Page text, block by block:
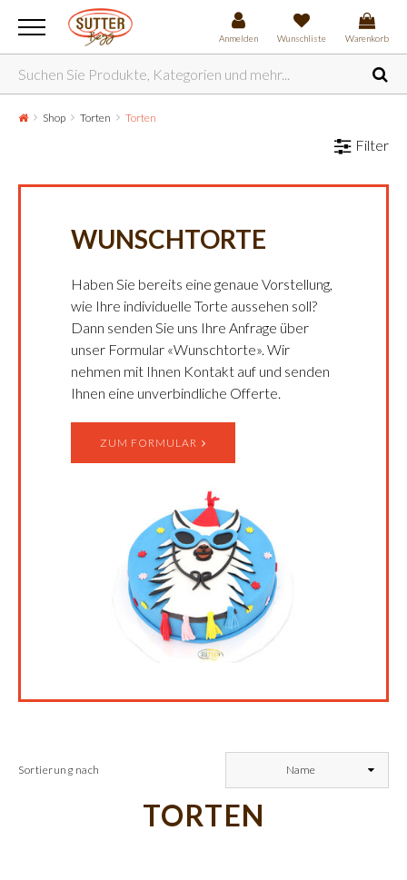
Anmelden Wunschliste Warenkorb
Shop Torten Torten
Filter
WUNSCHTORTE
Haben Sie bereits eine genaue Vorstellung,
wie Ihre individuelle Torte aussehen soll?
Dann senden Sie uns Ihre Anfrage über
unser Formular «Wunschtorte». Wir
nehmen mit Ihnen Kontakt auf und senden
Ihnen eine unverbindliche Offerte.
ZUM FORMULAR
Sortierung nach Name
TORTEN